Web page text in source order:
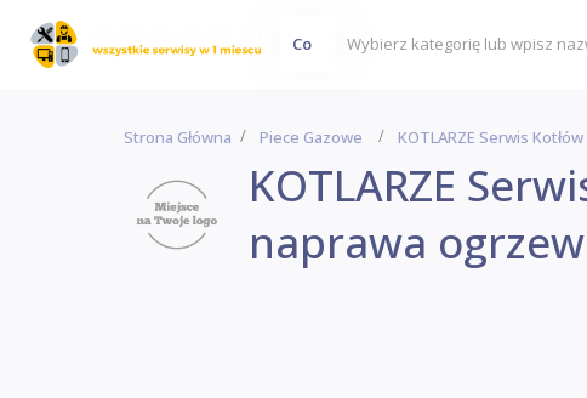
Co
Strona Główna Piece Gazowe KOTLARZE Serwis
KOTLARZE
naprawa